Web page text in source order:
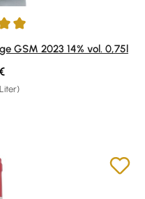
5 von 5 Sternen
GSM 2023 14% vol. 0,75l
Preis: